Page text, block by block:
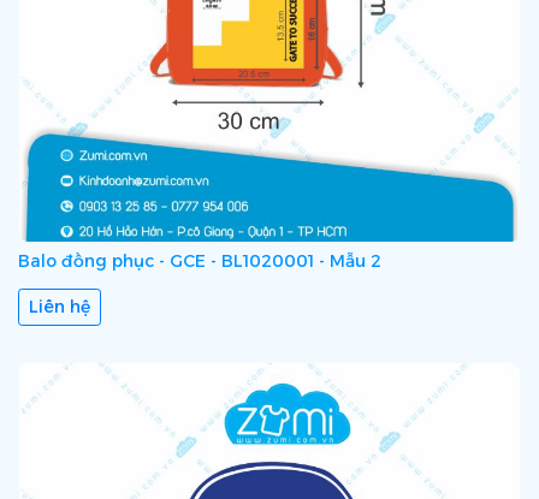
Balo đồng phục - GCE - BL1020001 - Mẫu 2
Liên hệ